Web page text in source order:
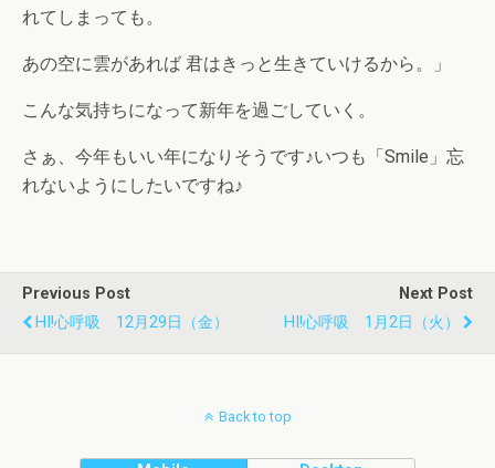
れてしまっても。
あの空に雲があれば 君はきっと生きていけるから。」
こんな気持ちになって新年を過ごしていく。
さぁ、今年もいい年になりそうです♪いつも「Smile」忘
れないようにしたいですね♪
Previous Post
HI!心呼吸 12月29日（金）
Next Post
HI!心呼吸 1月2日（火）
Back to top